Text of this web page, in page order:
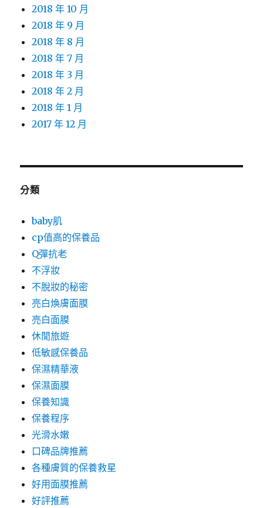
2018 年 10 月
2018 年 9 月
2018 年 8 月
2018 年 7 月
2018 年 3 月
2018 年 2 月
2018 年 1 月
2017 年 12 月
分類
baby肌
cp值高的保養品
Q彈抗老
不浮妝
不脫妝的秘密
亮白煥膚面膜
亮白面膜
休閒旅遊
低敏感保養品
保濕精華液
保濕面膜
保養知識
保養程序
光滑水嫩
口碑品牌推薦
各種膚質的保養救星
好用面膜推薦
好評推薦